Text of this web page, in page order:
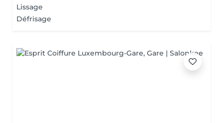
Lissage
Défrisage